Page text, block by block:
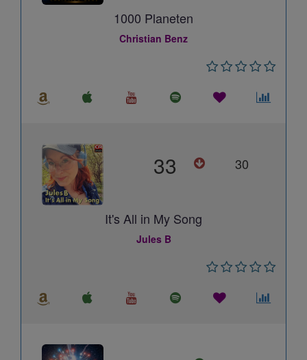
1000 Planeten
Christian Benz
33 30
It's All in My Song
Jules B